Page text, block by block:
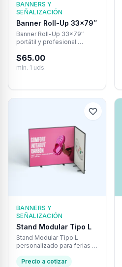
BANNERS Y
SEÑALIZACIÓN
Banner Roll-Up 33×79″
Banner Roll-Up 33×79″
portátil y profesional.
instalación y diseño
personalizado incluido.
$65.00
mín. 1 uds.
BANNERS Y
SEÑALIZACIÓN
Stand Modular Tipo L
Stand Modular Tipo L
personalizado para ferias y
esquinera con impresión
Precio a cotizar